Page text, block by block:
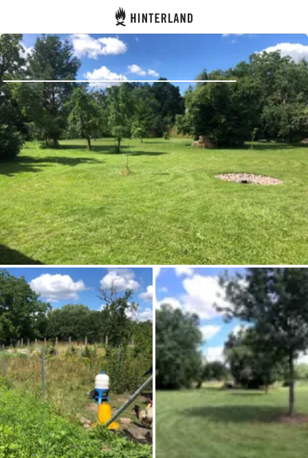
Hinterland
Anmelden
Registrieren
Gastgeber werden
Zelt- & Stellplätze
Unterkünfte
Routen
Frag Howdy
Fotoinspiration
Tipps & Inspiration
Stories